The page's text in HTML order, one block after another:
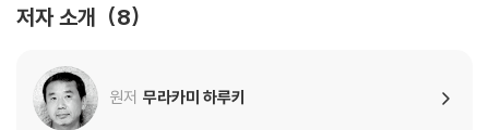
저자 소개 8
원저 무라카미 하루키